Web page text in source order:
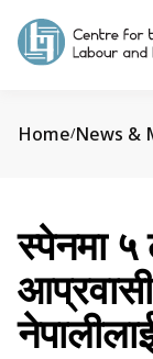
Home/News &
स्पेनमा ५